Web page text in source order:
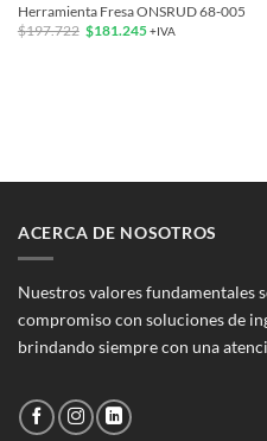
Herramienta Fresa ONSRUD 68-005
$197.722 El
precio
$181.245El+IVA
ACERCA DE NOSOTROS
Nuestros valores fundamentales
compromiso con soluciones de
brindando siempre con una